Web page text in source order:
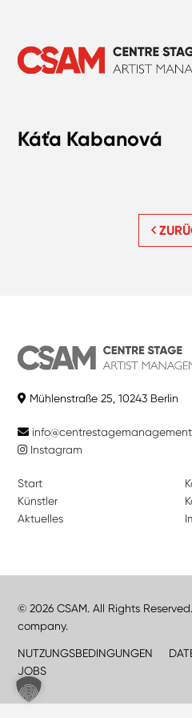
Káťa Kabanová
Mühlenstraße 25, 10243 Berlin
Instagram
Start
Künstler
Aktuelles
© 2026 CSAM. All Rights
company.
NUTZUNGSBEDINGUNGEN
JOBS